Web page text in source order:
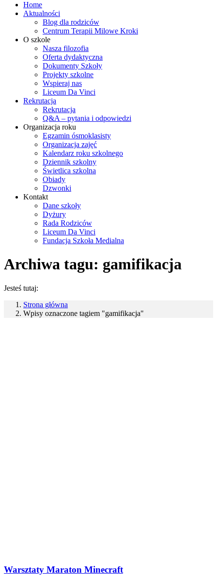
Home
Aktualności
Blog dla rodziców
Centrum Terapii Milowe Kroki
O szkole
Nasza filozofia
Oferta dydaktyczna
Dokumenty Szkoły
Projekty szkolne
Wspieraj nas
Liceum Da Vinci
Rekrutacja
Rekrutacja
Q&A – pytania i odpowiedzi
Organizacja roku
Egzamin ósmoklasisty
Organizacja zajęć
Kalendarz roku szkolnego
Dziennik szkolny
Świetlica szkolna
Obiady
Dzwonki
Kontakt
Dane szkoły
Dyżury
Rada Rodziców
Liceum Da Vinci
Fundacja Szkoła Medialna
Archiwa tagu: gamifikacja
Jesteś tutaj:
Strona główna
Wpisy oznaczone tagiem "gamifikacja"
Warsztaty Maraton Minecraft